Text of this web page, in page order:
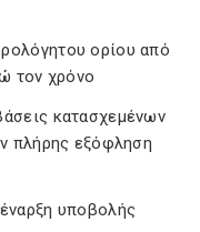
ορίου από
τον χρόνο
κατασχεμένων
πλήρης εξόφληση
υποβολής